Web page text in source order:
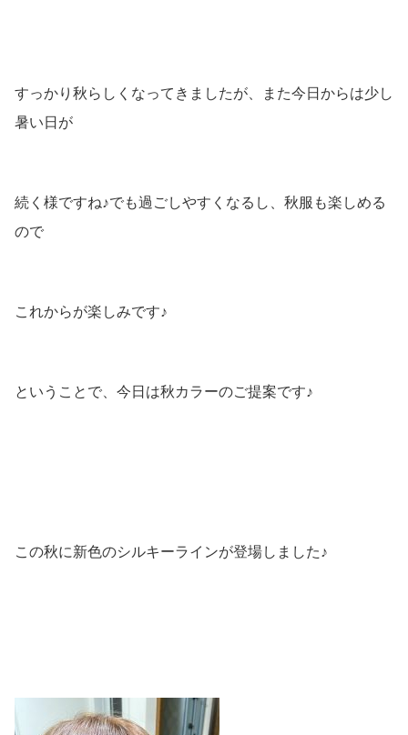
すっかり秋らしくなってきましたが、また今日からは少し
暑い日が
続く様ですね♪でも過ごしやすくなるし、秋服も楽しめる
ので
これからが楽しみです♪
ということで、今日は秋カラーのご提案です♪
この秋に新色のシルキーラインが登場しました♪